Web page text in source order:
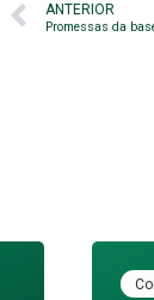
ANTERIOR
Promessas da